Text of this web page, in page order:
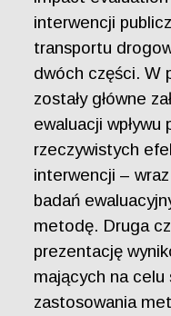
interwencji
transportu
dwóch części. W
zostały główne
ewaluacji
rzeczywistych
interwencji –
badań
metodę. Druga
prezentację
mających na celu
zastosowania